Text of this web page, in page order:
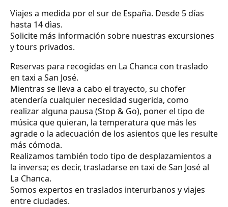
Viajes a medida por el sur de España. Desde 5 días
hasta 14 dìas.
Solicite más información sobre nuestras excursiones
y tours privados.
Reservas para recogidas en La Chanca con traslado
en taxi a San José.
Mientras se lleva a cabo el trayecto, su chofer
atendería cualquier necesidad sugerida, como
realizar alguna pausa (Stop & Go), poner el tipo de
música que quieran, la temperatura que más les
agrade o la adecuación de los asientos que les resulte
más cómoda.
Realizamos también todo tipo de desplazamientos a
la inversa; es decir, trasladarse en taxi de San José al
La Chanca.
Somos expertos en traslados interurbanos y viajes
entre ciudades.